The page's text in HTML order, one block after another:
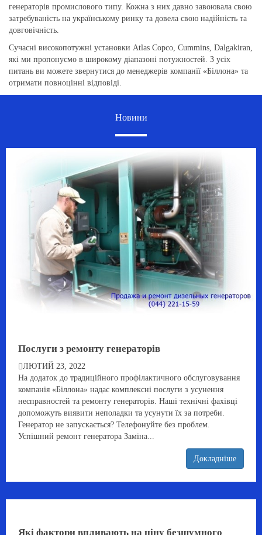
генераторів промислового типу. Кожна з них давно завоювала свою
затребуваність на українському ринку та довела свою надійність та
довговічність.
Сучасні високопотужні установки Atlas Copco, Cummins, Dalgakiran,
які ми пропонуємо в широкому діапазоні потужностей. З усіх
питань ви можете звернутися до менеджерів компанії «Біллона» та
отримати повноцінні відповіді.
Новини
Послуги з ремонту генераторів
ЛЮТИЙ 23, 2022
На додаток до традиційного профілактичного обслуговування
компанія «Біллона» надає комплексні послуги з усунення
несправностей та ремонту генераторів. Наші технічні фахівці
допоможуть виявити неполадки та усунути їх за потреби.
Генератор не запускається? Телефонуйте без проблем.
Успішний ремонт генератора Заміна...
Докладніше
Які фактори впливають на ціну безшумного